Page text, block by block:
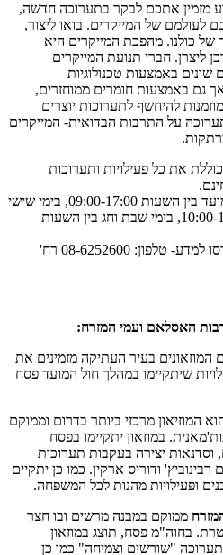
מזמין אתכם לבקר בתערוכה חדשה,
של המייקרים. בואו ליצור,
של כולנו. מהפכת המייקרים היא
ליצרן. חברי תנועת המייקרים
שונים באמצעות טכנולוגיות
גם באמצעות חומרים ממוחזרים,
להיחשף לתערוכות יוצרים
על התרבות הבדואית- המייקרים
את כל פעילויות ותערוכות
התערוכה פתוחה בחול המועד בין השעות 09:00-17:00, בימי שישי
וערבי חג בין השעות 10:00-15:00, בימי שבת וחג בין השעות
לפרטים נוספים: פארק קרסו למדע- טלפון: 08-6252600 רח'
האסלאם ועמי המזרח:
בעיר העתיקה מזמינים את
שיתקיימו במהלך חול המועד פסח
המוזיאון מרכזי ביותר בדרום וממוקם
במוזאון יתקיימו בפסח
וסדנאות יצירה בעקבות תערוכות
ודוריס ארקין. כמו כן יתקיים
ממוקם במבנה מרשים ובו חצר
בחוה"מ פסח, תוצג במוזאון
"שורשים וצמיחה" כמו כן